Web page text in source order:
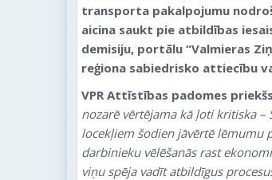
transporta pakalpojumu
aicina saukt pie atbildības
demisiju, portālu “Valmieras
reģiona sabiedrisko attiecību
VPR Attīstības padomes
nozarē vērtējama kā ļoti kritiska –
locekļiem šodien jāvērtē lēmumu
darbinieku vēlēšanās rast
viņu spēja vadīt atbildīgus